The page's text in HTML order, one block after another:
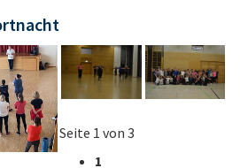
Seite 1 von 3
1